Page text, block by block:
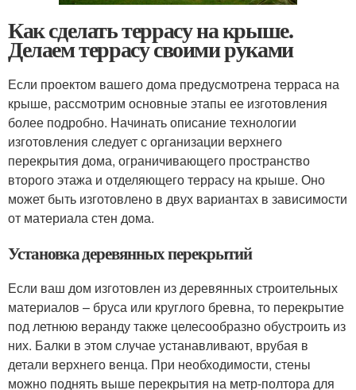
Как сделать террасу на крыше.
Делаем террасу своими руками
Если проектом вашего дома предусмотрена терраса на
крыше, рассмотрим основные этапы ее изготовления
более подробно. Начинать описание технологии
изготовления следует с организации верхнего
перекрытия дома, ограничивающего пространство
второго этажа и отделяющего террасу на крыше. Оно
может быть изготовлено в двух вариантах в зависимости
от материала стен дома.
Установка деревянных перекрытий
Если ваш дом изготовлен из деревянных строительных
материалов – бруса или круглого бревна, то перекрытие
под летнюю веранду также целесообразно обустроить из
них. Балки в этом случае устанавливают, врубая в
детали верхнего венца. При необходимости, стены
можно поднять выше перекрытия на метр-полтора для